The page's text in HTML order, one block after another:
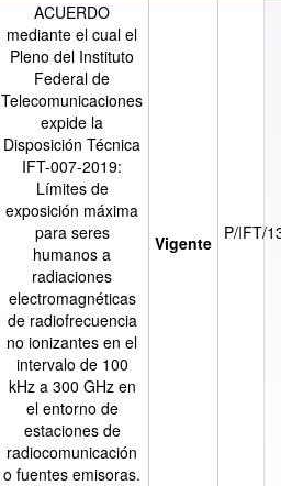
ACUERDO
mediante el cual el
Pleno del Instituto
Federal de
Telecomunicaciones
expide la
Disposición Técnica
IFT-007-2019:
Límites de
exposición máxima
para seres
humanos a
radiaciones
electromagnéticas
de radiofrecuencia
no ionizantes en el
intervalo de 100
kHz a 300 GHz en
el entorno de
estaciones de
radiocomunicación
o fuentes emisoras.
Vigente P/IFT/